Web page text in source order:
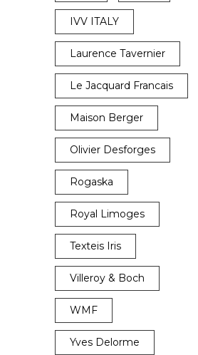
IVV ITALY
Laurence Tavernier
Le Jacquard Francais
Maison Berger
Olivier Desforges
Rogaska
Royal Limoges
Texteis Iris
Villeroy & Boch
WMF
Yves Delorme